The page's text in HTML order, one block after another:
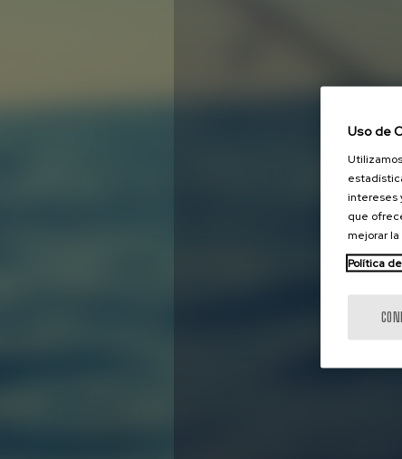
Uso de
intereses
que
mejorar
Política